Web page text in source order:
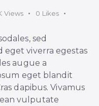
Views 0 Likes
sed
viverra egestas
augue a
eget blandit
dapibus. Vivamus
vulputate